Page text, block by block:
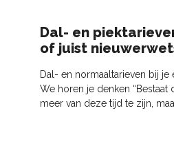
Dal- en
of juist
Dal- en normaaltarieven bij je
We horen je denken “Bestaat
meer van deze tijd te zijn,